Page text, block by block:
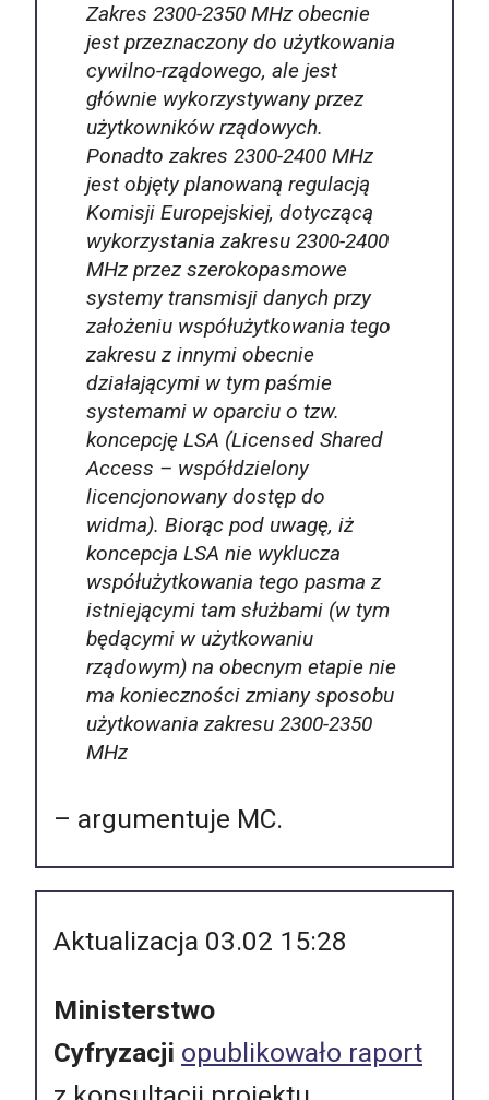
Zakres 2300-2350 MHz obecnie
jest przeznaczony do użytkowania
cywilno-rządowego, ale jest
głównie wykorzystywany przez
użytkowników rządowych.
Ponadto zakres 2300-2400 MHz
jest objęty planowaną regulacją
Komisji Europejskiej, dotyczącą
wykorzystania zakresu 2300-2400
MHz przez szerokopasmowe
systemy transmisji danych przy
założeniu współużytkowania tego
zakresu z innymi obecnie
działającymi w tym paśmie
systemami w oparciu o tzw.
koncepcję LSA (Licensed Shared
Access – współdzielony
licencjonowany dostęp do
widma). Biorąc pod uwagę, iż
koncepcja LSA nie wyklucza
współużytkowania tego pasma z
istniejącymi tam służbami (w tym
będącymi w użytkowaniu
rządowym) na obecnym etapie nie
ma konieczności zmiany sposobu
użytkowania zakresu 2300-2350
MHz
– argumentuje MC.
Aktualizacja 03.02 15:28
Ministerstwo
Cyfryzacji opublikowało raport